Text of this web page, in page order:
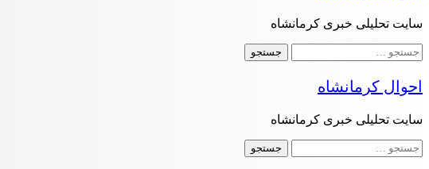
سایت تحلیلی خبری کرمانشاه
جستجو
برای:
احوال کرمانشاه
سایت تحلیلی خبری کرمانشاه
جستجو
برای: